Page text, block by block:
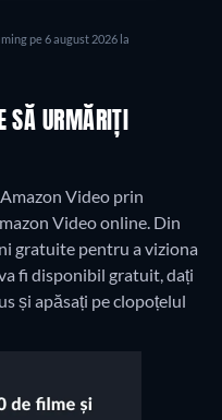
pe 6 august 2026 la
SĂ URMĂRIȚI
Video prin
Video online. Din
gratuite pentru a viziona
fi disponibil gratuit, dați
și apăsați pe clopoțelul